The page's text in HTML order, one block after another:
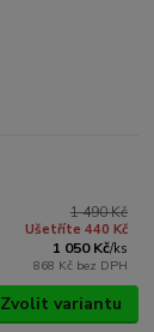
1 490 Kč
Ušetříte 440 Kč
1 050 Kč/ks
868 Kč bez DPH
Zvolit variantu